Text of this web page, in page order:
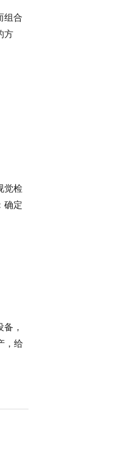
组合
方
觉检
确定
，
，给